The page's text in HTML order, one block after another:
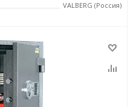
VALBERG (Россия)